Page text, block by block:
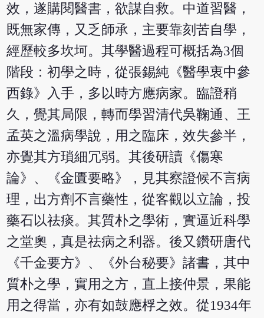
效，遂購閱醫書，欲謀自救。中道習醫，
既無家傳，又乏師承，主要靠刻苦自學，
經歷較多坎坷。其學醫過程可概括為3個
階段：初學之時，從張錫純《醫學衷中參
西錄》入手，多以時方應病家。臨證稍
久，覺其局限，轉而學習清代吳鞠通、王
孟英之溫病學說，用之臨床，效失參半，
亦覺其方瑣細冗弱。其後研讀《傷寒
論》、《金匱要略》，見其察證候不言病
理，出方劑不言藥性，從客觀以立論，投
藥石以祛痰。其質朴之學術，實逼近科學
之堂奧，真是祛病之利器。後又鑽研唐代
《千金要方》、《外台秘要》諸書，其中
質朴之學，實用之方，直上接仲景，果能
用之得當，亦有如鼓應桴之效。從1934年